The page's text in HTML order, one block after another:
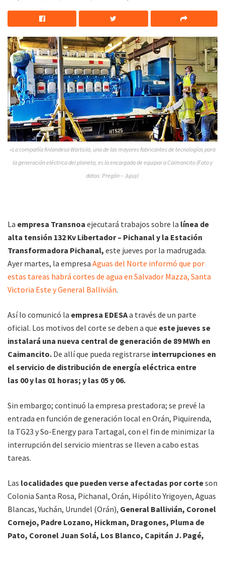
»La compañía finlandesa Wärtsilä, una de las mayores fabricantes de tecnologías para
la generación eléctrica del planeta, es la encargada de equipar a Caimancito (Foto y
datos: Pregón – Jujuy)
La empresa Transnoa ejecutará trabajos sobre la línea de
alta tensión 132 Kv Libertador – Pichanal y la Estación
Transformadora Pichanal, este jueves por la madrugada.
Ayer martes, la empresa Aguas del Norte informó que por
estas tareas habrá cortes de agua en Salvador Mazza, Santa
Victoria Este y General Ballivián.
Así lo comunicó la empresa EDESAa través de un parte
oficial. Los motivos del corte se deben a que este jueves se
instalará una nueva central de generación de 89 MWh en
Caimancito. De allí que pueda registrarse interrupciones en
el servicio de distribución de energía eléctrica entre
las 00 y las 01 horas; y las 05 y 06.
Sin embargo; continuó la empresa prestadora; se prevé la
entrada en función de generación local en Orán, Piquirenda,
la TG23 y So-Energy para Tartagal, con el fin de minimizar la
interrupción del servicio mientras se lleven a cabo estas
tareas.
Las localidades que pueden verse afectadas por corteson
Colonia Santa Rosa, Pichanal, Orán, Hipólito Yrigoyen, Aguas
Blancas, Yuchán, Urundel (Orán), General Ballivián, Coronel
Cornejo, Padre Lozano, Hickman, Dragones, Pluma de
Pato, Coronel Juan Solá, Los Blanco, Capitán J. Pagé,